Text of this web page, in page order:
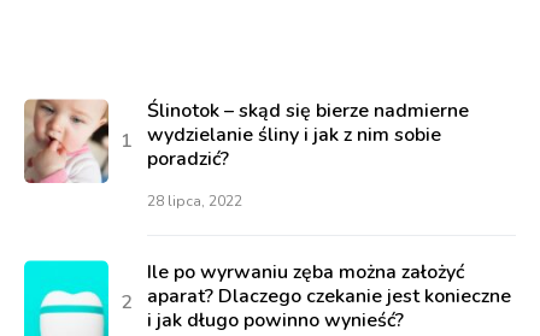
Ślinotok – skąd się bierze nadmierne
wydzielanie śliny i jak z nim sobie
poradzić?
28 lipca, 2022
Ile po wyrwaniu zęba można założyć
aparat? Dlaczego czekanie jest konieczne
i jak długo powinno wynieść?